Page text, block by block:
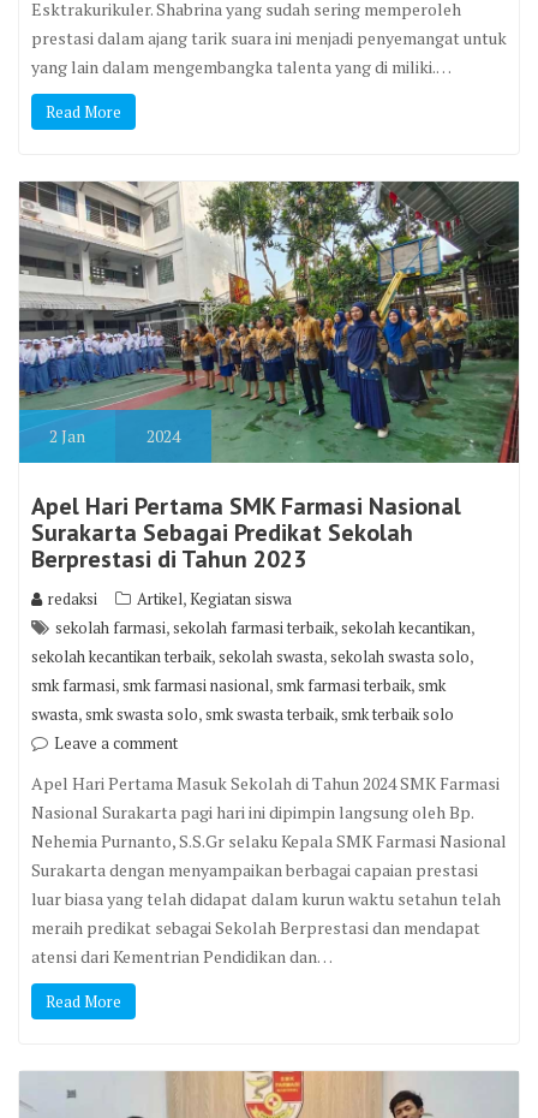
Esktrakurikuler. Shabrina yang sudah sering memperoleh
prestasi dalam ajang tarik suara ini menjadi penyemangat untuk
yang lain dalam mengembangka talenta yang di miliki.…
Read More
2 Jan 2024
Apel Hari Pertama SMK Farmasi Nasional
Surakarta Sebagai Predikat Sekolah
Berprestasi di Tahun 2023
redaksi Artikel,Kegiatan siswa
sekolah farmasi,sekolah farmasi terbaik,sekolah kecantikan,
sekolah kecantikan terbaik,sekolah swasta,sekolah swasta solo,
smk farmasi,smk farmasi nasional,smk farmasi terbaik,smk
swasta,smk swasta solo,smk swasta terbaik,smk terbaik solo
Leave a comment
Apel Hari Pertama Masuk Sekolah di Tahun 2024 SMK Farmasi
Nasional Surakarta pagi hari ini dipimpin langsung oleh Bp.
Nehemia Purnanto, S.S.Gr selaku Kepala SMK Farmasi Nasional
Surakarta dengan menyampaikan berbagai capaian prestasi
luar biasa yang telah didapat dalam kurun waktu setahun telah
meraih predikat sebagai Sekolah Berprestasi dan mendapat
atensi dari Kementrian Pendidikan dan…
Read More